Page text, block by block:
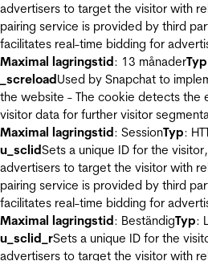
advertisers to target the visitor with
pairing service is provided by third
facilitates real-time bidding for
Maximal lagringstid: 13 månaderTyp
_screloadUsed by Snapchat to
the website - The cookie detects the
visitor data for further visitor
Maximal lagringstid: SessionTyp:
u_sclidSets a unique ID for the
advertisers to target the visitor with
pairing service is provided by third
facilitates real-time bidding for
Maximal lagringstid: BeständigTyp:
u_sclid_rSets a unique ID for the
advertisers to target the visitor with